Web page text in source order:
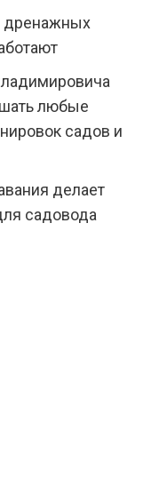
дренажных
любые
садов и
делает
садовода